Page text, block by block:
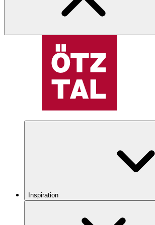
Inspiration